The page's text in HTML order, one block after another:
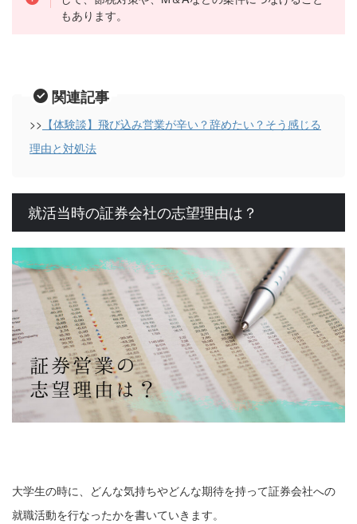
もあります。
関連記事
>> 【体験談】飛び込み営業が辛い？辞めたい？そう感じる
理由と対処法
就活当時の証券会社の志望理由は？
大学生の時に、どんな気持ちやどんな期待を持って証券会社への
就職活動を行なったかを書いていきます。